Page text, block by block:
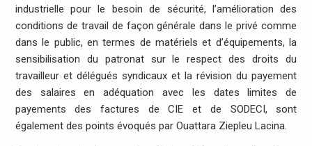
industrielle pour le besoin de sécurité, l’amélioration des
conditions de travail de façon générale dans le privé comme
dans le public, en termes de matériels et d’équipements, la
sensibilisation du patronat sur le respect des droits du
travailleur et délégués syndicaux et la révision du payement
des salaires en adéquation avec les dates limites de
payements des factures de CIE et de SODECI, sont
également des points évoqués par Ouattara Ziepleu Lacina.